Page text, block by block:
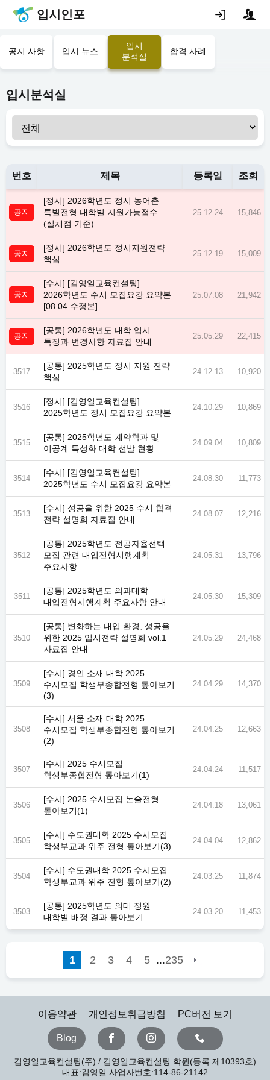
입시인포
공지 사항 입시 뉴스
입시
분석실
합격 사례
입시분석실
번호 제목 등록일 조회
공지
[정시] 2026학년도 정시 농어촌
특별전형 대학별 지원가능점수
(실채점 기준)
25.12.24 15,846
공지
[정시] 2026학년도 정시지원전략
핵심
25.12.19 15,009
공지
[수시] [김영일교육컨설팅]
2026학년도 수시 모집요강 요약본
[08.04 수정본]
25.07.08 21,942
공지
[공통] 2026학년도 대학 입시
특징과 변경사항 자료집 안내
25.05.29 22,415
3517
[공통] 2025학년도 정시 지원 전략
핵심
24.12.13 10,920
3516
[정시] [김영일교육컨설팅]
2025학년도 정시 모집요강 요약본
24.10.29 10,869
3515
[공통] 2025학년도 계약학과 및
이공계 특성화 대학 선발 현황
24.09.04 10,809
3514
[수시] [김영일교육컨설팅]
2025학년도 수시 모집요강 요약본
24.08.30 11,773
3513
[수시] 성공을 위한 2025 수시 합격
전략 설명회 자료집 안내
24.08.07 12,216
3512
[공통] 2025학년도 전공자율선택
모집 관련 대입전형시행계획
주요사항
24.05.31 13,796
3511
[공통] 2025학년도 의과대학
대입전형시행계획 주요사항 안내
24.05.30 15,309
3510
[공통] 변화하는 대입 환경, 성공을
위한 2025 입시전략 설명회 vol.1
자료집 안내
24.05.29 24,468
3509
[수시] 경인 소재 대학 2025
수시모집 학생부종합전형 톺아보기
(3)
24.04.29 14,370
3508
[수시] 서울 소재 대학 2025
수시모집 학생부종합전형 톺아보기
(2)
24.04.25 12,663
3507
[수시] 2025 수시모집
학생부종합전형 톺아보기(1)
24.04.24 11,517
3506
[수시] 2025 수시모집 논술전형
톺아보기(1)
24.04.18 13,061
3505
[수시] 수도권대학 2025 수시모집
학생부교과 위주 전형 톺아보기(3)
24.04.04 12,862
3504
[수시] 수도권대학 2025 수시모집
학생부교과 위주 전형 톺아보기(2)
24.03.25 11,874
3503
[공통] 2025학년도 의대 정원
대학별 배정 결과 톺아보기
24.03.20 11,453
1 2 3 4 5 ...235
이용약관 개인정보취급방침 PC버전 보기
Blog
김영일교육컨설팅(주) / 김영일교육컨설팅 학원(등록 제10393호)
대표:김영일 사업자번호:114-86-21142